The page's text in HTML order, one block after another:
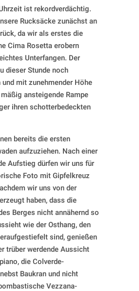
ist rekordverdächtig.
Rucksäcke zunächst an
da wir als erstes die
Cima Rosetta erobern
Unterfangen. Der
dieser Stunde noch
mit zunehmender Höhe
ansteigende Rampe
ihren schotterbedeckten
bereits die ersten
aufzuziehen. Nach einer
Aufstieg dürfen wir uns für
Foto mit Gipfelkreuz
wir uns von der
haben, dass die
Berges nicht annähernd so
wie der Osthang, den
sind, genießen
trüber werdende Aussicht
die Colverde-
Baukran und nicht
Vezzana-